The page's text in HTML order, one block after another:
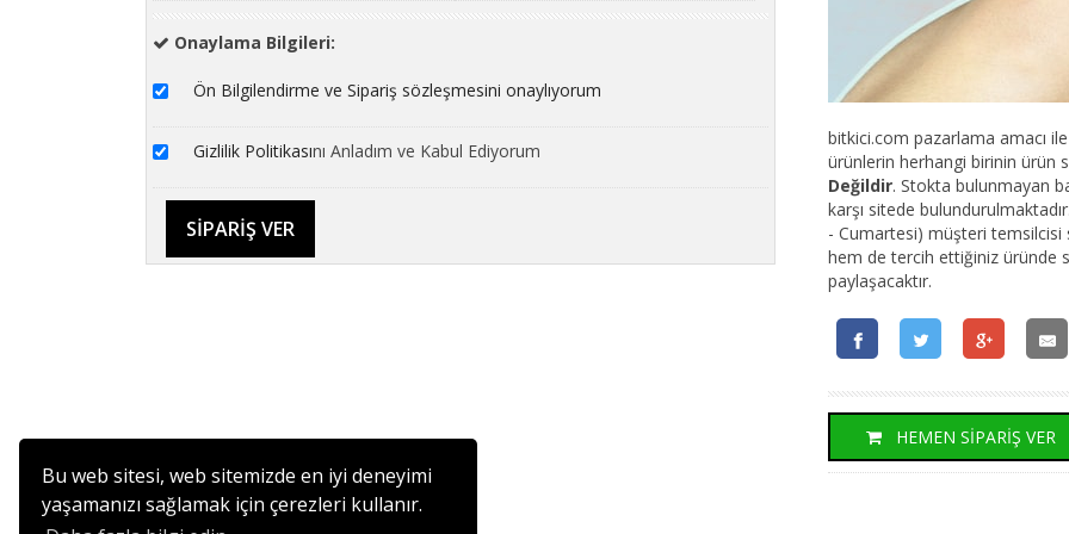
Bu web sitesi, web sitemizde en iyi deneyimi
yaşamanızı sağlamak için çerezleri kullanır.
Onaylama Bilgileri:
Ön Bilgilendirme ve Sipariş sözleşmesini onaylıyorum
Gizlilik Politikasını Anladım ve Kabul Ediyorum
bitkici.com pazarlama amacı
ürünlerin herhangi birinin ürün
Değildir. Stokta bulunmayan
karşı sitede
- Cumartesi) müşteri
hem de tercih ettiğiniz üründe
paylaşacaktır.
HEMEN SİPARİŞ VER